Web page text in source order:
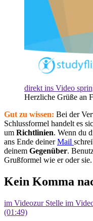
direkt ins Video
Herzliche Grüße an
Gut zu wissen: Bei der
Schlussformel handelt es
um Richtlinien. Wenn du
ans Ende deinerMail
deinem Gegenüber.
Grußformel wie er oder sie.
Kein Komma
im Videozur Stelle im
(01:49)